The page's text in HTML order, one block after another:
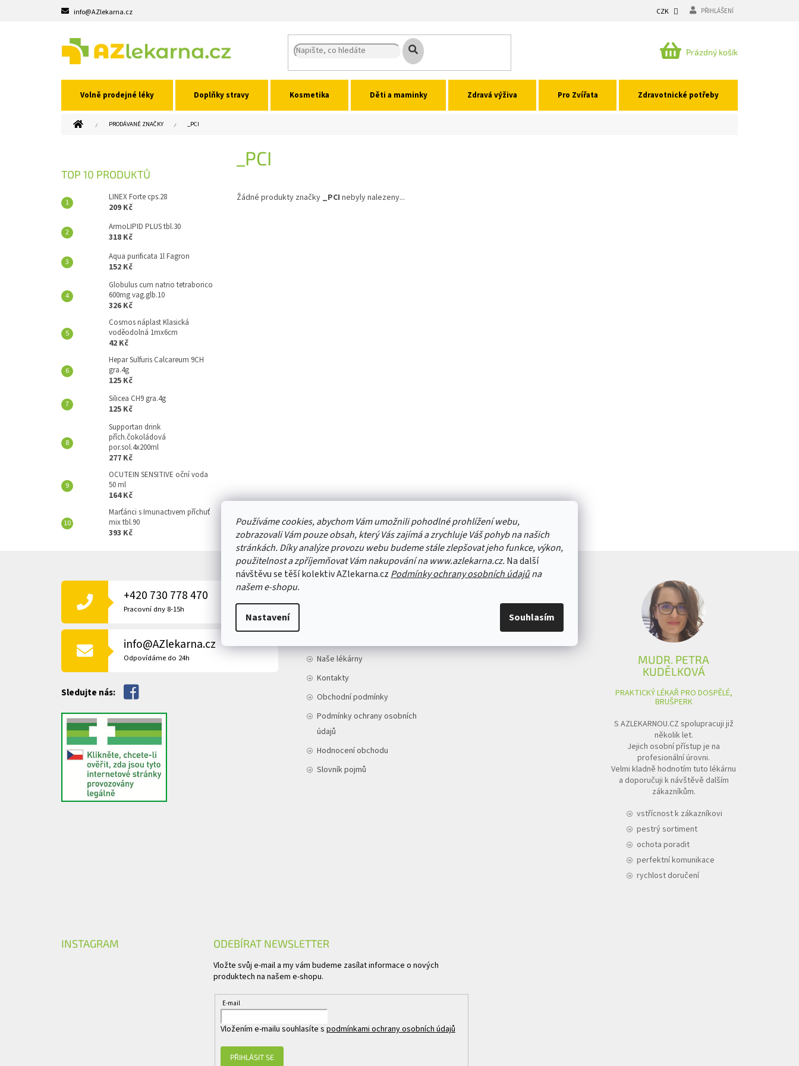
Používáme cookies, abychom Vám umožnili pohodlné prohlížení webu,
zobrazovali Vám pouze obsah, který Vás zajímá a zrychluje Váš pohyb na našich
stránkách. Díky analýze provozu webu budeme stále zlepšovat jeho funkce, výkon,
použitelnost a zpříjemňovat Vám nakupování na www.azlekarna.cz. Na další
návštěvu se těší kolektiv AZlekarna.cz Podmínky ochrany osobních údajůna
našem e-shopu.
Nastavení Souhlasím
info@AZlekarna.cz CZK PŘIHLÁŠENÍ
NÁKUPNÍ
Prázdný košík
Volně prodejné léky Doplňky stravy Kosmetika Děti a maminky Zdravá výživa Pro Zvířata Zdravotnické potřeby
DOMŮ PRODÁVANÉ ZNAČKY _PCI
TOP 10 PRODUKTŮ
LINEX Forte cps.28
209 Kč
ArmoLIPID PLUS tbl.30
318 Kč
Aqua purificata 1l Fagron
152 Kč
Globulus cum natrio tetraborico
600mg vag.glb.10
326 Kč
Cosmos náplast Klasická
voděodolná 1mx6cm
42 Kč
Hepar Sulfuris Calcareum 9CH
gra.4g
125 Kč
Silicea CH9 gra.4g
125 Kč
Supportan drink
přích.čokoládová
por.sol.4x200ml
277 Kč
OCUTEIN SENSITIVE oční voda
50 ml
164 Kč
Marťánci s Imunactivem příchuť
mix tbl.90
393 Kč
_PCI
Žádné produkty značky _PCI nebyly nalezeny...
+420 730 778 470
Pracovní dny 8-15h
info@AZlekarna.cz
Odpovídáme do 24h
Sledujte nás:
Naše lékárny
Kontakty
Obchodní podmínky
Podmínky ochrany osobních
údajů
Hodnocení obchodu
Slovník pojmů
MUDR. PETRA
KUDĚLKOVÁ
PRAKTICKÝ LÉKAŘ PRO DOSPĚLÉ,
BRUŠPERK
S AZLEKARNOU.CZ spolupracuji již
několik let.
Jejich osobní přístup je na
profesionální úrovni.
Velmi kladně hodnotím tuto lékárnu
a doporučuji k návštěvě dalším
zákazníkům.
vstřícnost k zákazníkovi
pestrý sortiment
ochota poradit
perfektní komunikace
rychlost doručení
INSTAGRAM ODEBÍRAT NEWSLETTER
Vložte svůj e-mail a my vám budeme zasílat informace o nových
produktech na našem e-shopu.
E-mail
Vložením e-mailu souhlasíte s podmínkami ochrany osobních údajů
PŘIHLÁSIT SE